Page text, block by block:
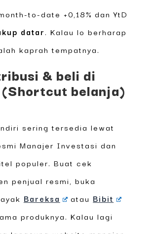
to-date +0,18% dan YtD
datar. Kalau lo berharap
kaprah tempatnya.
& beli di
(Shortcut belanja)
sering tersedia lewat
Manajer Investasi dan
populer. Buat cek
penjual resmi, buka
Bareksa atau Bibit
produknya. Kalau lagi